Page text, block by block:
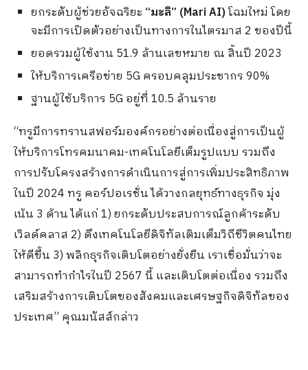
ยกระดับผู้ช่วยอัจฉริยะ “มะลิ” (Mari AI)โฉมใหม่ โดย
จะมีการเปิดตัวอย่างเป็นทางการในไตรมาส 2 ของปีนี้
ยอดรวมผู้ใช้งาน 51.9 ล้านเลขหมาย ณ สิ้นปี 2023
ให้บริการเครือข่าย 5G ครอบคลุมประชากร 90%
ฐานผู้ใช้บริการ 5G อยู่ที่ 10.5 ล้านราย
“ทรูมีการทรานสฟอร์มองค์กรอย่างต่อเนื่องสู่การเป็นผู้
ให้บริการโทรคมนาคม-เทคโนโลยีเต็มรูปแบบ รวมถึง
การปรับโครงสร้างการดำเนินการสู่การเพิ่มประสิทธิภาพ
ในปี 2024 ทรู คอร์ปอเรชั่น ได้วางกลยุทธ์ทางธุรกิจ มุ่ง
เน้น 3 ด้าน ได้แก่ 1) ยกระดับประสบการณ์ลูกค้าระดับ
เวิลด์คลาส 2) ดึงเทคโนโลยีดิจิทัลเติมเต็มวิถีชีวิตคนไทย
ให้ดีขึ้น 3) พลิกธุรกิจเติบโตอย่างยั่งยืน เราเชื่อมั่นว่าจะ
สามารถทำกำไรในปี 2567 นี้ และเติบโตต่อเนื่อง รวมถึง
เสริมสร้างการเติบโตของสังคมและเศรษฐกิจดิจิทัลของ
ประเทศ” คุณมนัสส์กล่าว